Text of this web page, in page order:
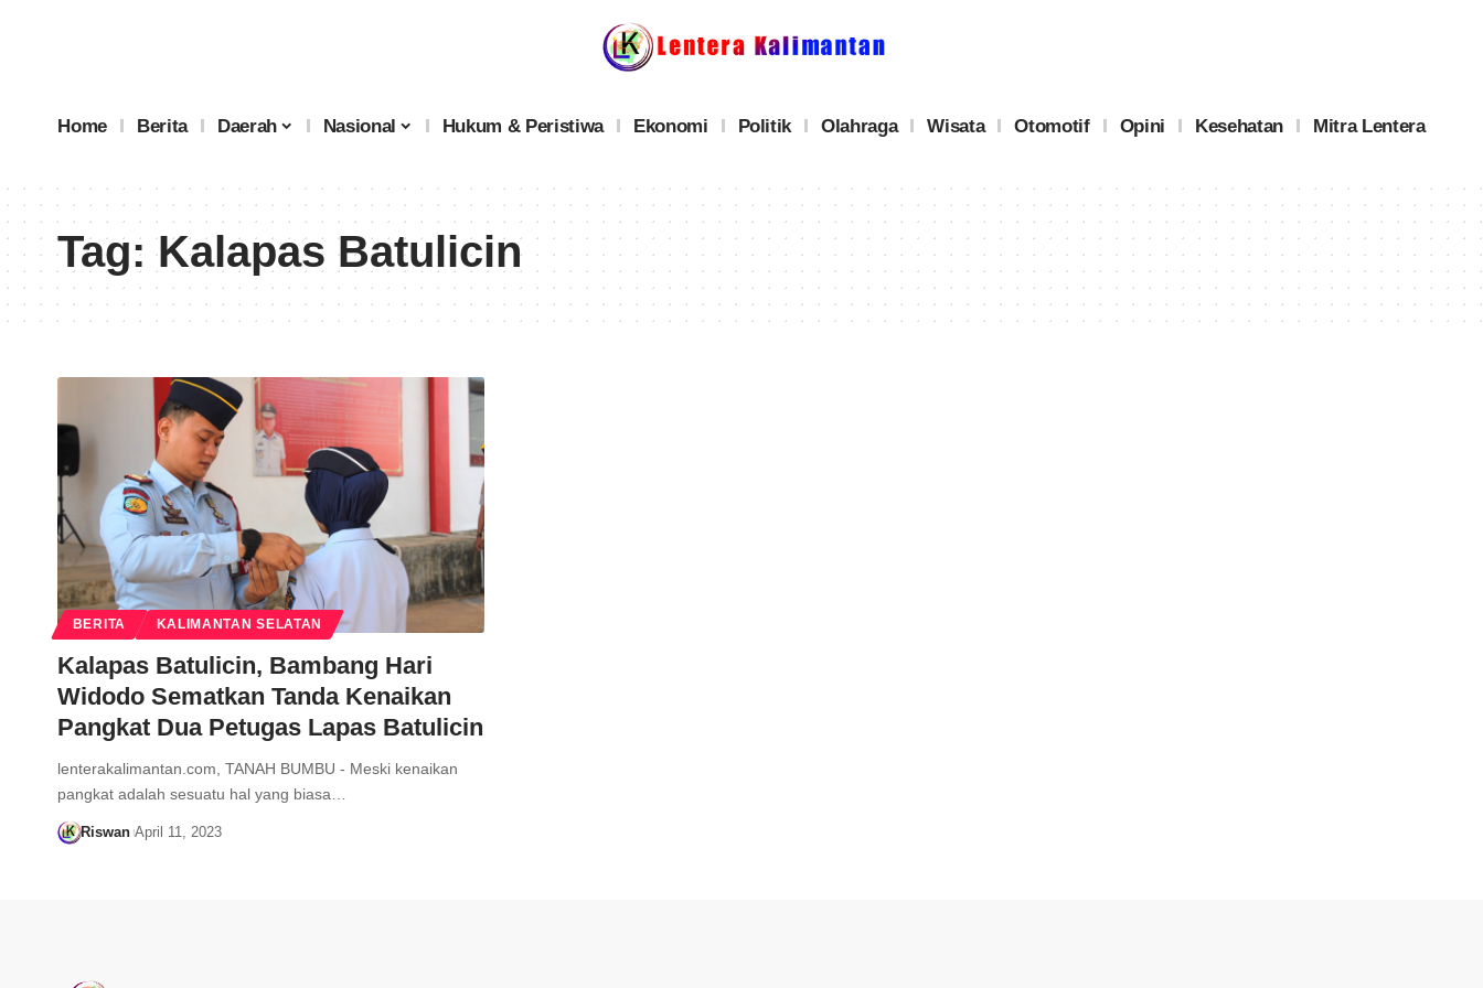
Home Berita Daerah Nasional Hukum & Peristiwa Ekonomi Politik Olahraga Wisata Otomotif Opini Kesehatan Mitra Lentera
Tag:Kalapas Batulicin
BERITA KALIMANTAN SELATAN
Kalapas Batulicin, Bambang Hari
Widodo Sematkan Tanda Kenaikan
Pangkat Dua Petugas Lapas Batulicin
lenterakalimantan.com, TANAH BUMBU - Meski kenaikan
pangkat adalah sesuatu hal yang biasa…
Riswan April 11, 2023